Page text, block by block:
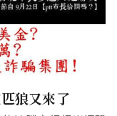
狼又來了